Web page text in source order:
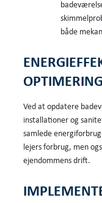
både
Ved at opdatere
installationer og
samlede
lejers forbrug, men
ejendommens drift.